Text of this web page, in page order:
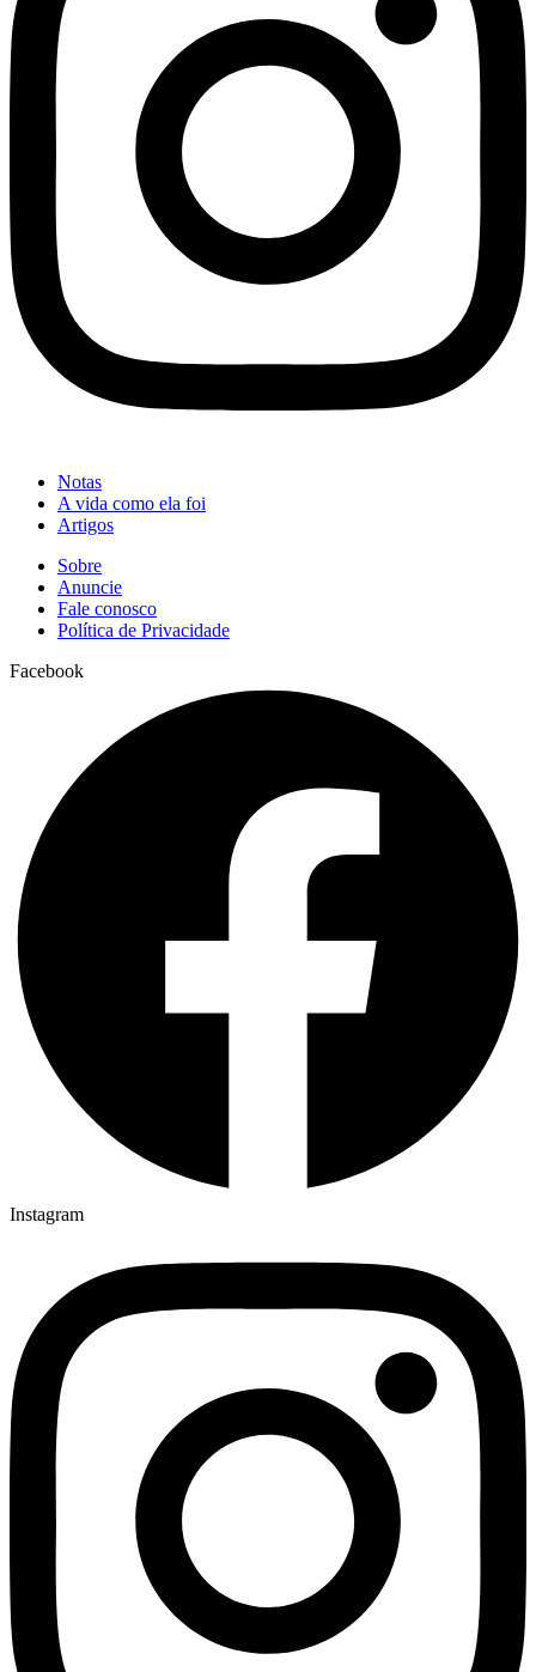
Notas
A vida como ela foi
Artigos
Sobre
Anuncie
Fale conosco
Política de Privacidade
Facebook
Instagram